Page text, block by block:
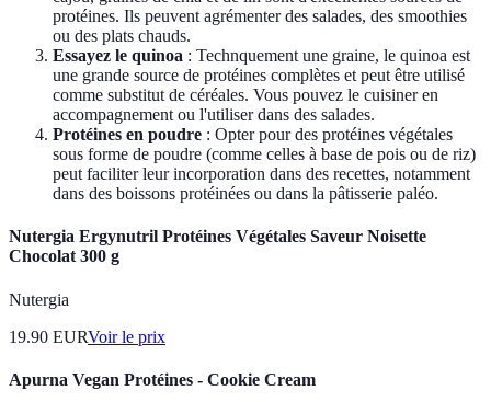
protéines. Ils peuvent agrémenter des salades, des smoothies
ou des plats chauds.
Essayez le quinoa : Technquement une graine, le quinoa est
une grande source de protéines complètes et peut être utilisé
comme substitut de céréales. Vous pouvez le cuisiner en
accompagnement ou l'utiliser dans des salades.
Protéines en poudre : Opter pour des protéines végétales
sous forme de poudre (comme celles à base de pois ou de riz)
peut faciliter leur incorporation dans des recettes, notamment
dans des boissons protéinées ou dans la pâtisserie paléo.
Nutergia Ergynutril Protéines Végétales Saveur Noisette
Chocolat 300 g
Nutergia
19.90 EURVoir le prix
Apurna Vegan Protéines - Cookie Cream